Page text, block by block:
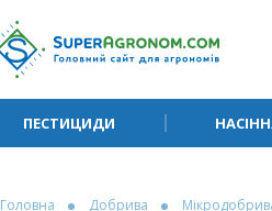
ПЕСТИЦИДИ
Головна Добрива